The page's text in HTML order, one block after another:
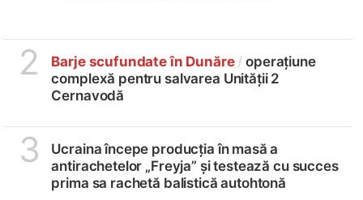
2 Barje scufundate în Dunăre / operațiune
complexă pentru salvarea Unității 2
Cernavodă
3
Ucraina începe producția în masă a
antirachetelor „Freyja” și testează cu succes
prima sa rachetă balistică autohtonă